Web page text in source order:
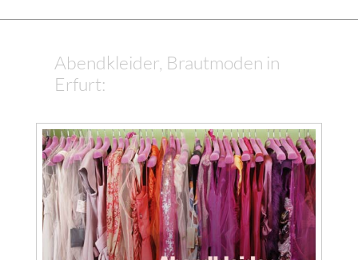
Abendkleider, Brautmoden in
Erfurt: